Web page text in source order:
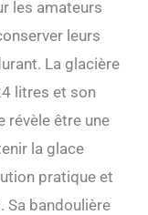
les amateurs
leurs
La glacière
litres et son
révèle être une
la glace
pratique et
Sa bandoulière